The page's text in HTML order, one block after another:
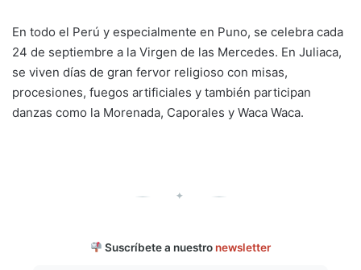
En todo el Perú y especialmente en Puno, se celebra cada
24 de septiembre a la Virgen de las Mercedes. En Juliaca,
se viven días de gran fervor religioso con misas,
procesiones, fuegos artificiales y también participan
danzas como la Morenada, Caporales y Waca Waca.
✦
Suscríbete a nuestro newsletter